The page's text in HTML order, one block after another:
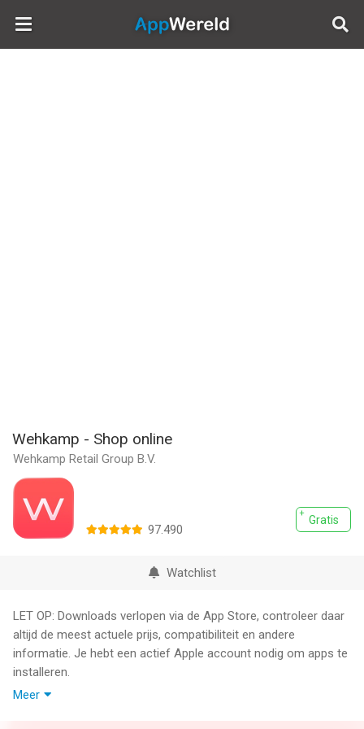
AppWereld
Wehkamp - Shop online
Wehkamp Retail Group B.V.
Gratis
97.490
Watchlist
LET OP: Downloads verlopen via de App Store, controleer daar
altijd de meest actuele prijs, compatibiliteit en andere
informatie. Je hebt een actief Apple account nodig om apps te
installeren.
Meer